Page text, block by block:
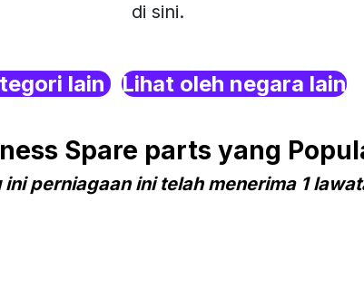
di sini.
lain Lihat oleh negara lain
Spare parts yang
perniagaan ini telah menerima 1